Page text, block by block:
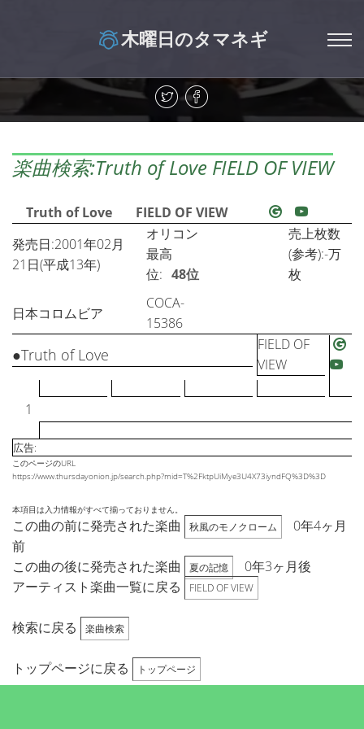
木曜日のタマネギ
楽曲検索:Truth of Love FIELD OF VIEW
Truth of Love
FIELD OF VIEW
発売日:2001年02月
21日(平成13年)
オリコン
最高
位: 48位
売上枚数
(参考):-万
枚
日本コロムビア
COCA-
15386
1
●Truth of Love
FIELD OF
VIEW
広告:
このページのURL
https://www.thursdayonion.jp/search.php?mid=T%2FktpUiMye3U4X73iyndFQ%3D%3D
本項目は入力情報がすべて揃っておりません。
この曲の前に発売された楽曲 秋風のモノクローム
0年4ヶ月
前
この曲の後に発売された楽曲
夏の記憶
0年3ヶ月後
アーティスト楽曲一覧に戻る
FIELD OF VIEW
検索に戻る 楽曲検索
トップページに戻る トップページ